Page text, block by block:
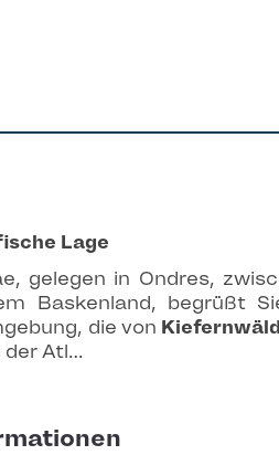
Lage
gelegen in Ondres,
Baskenland, begrüßt
die von
der Atl…